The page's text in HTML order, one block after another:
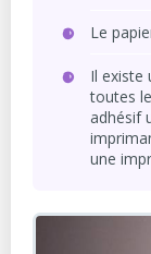
Le
Il existe
toutes
adhésif
une